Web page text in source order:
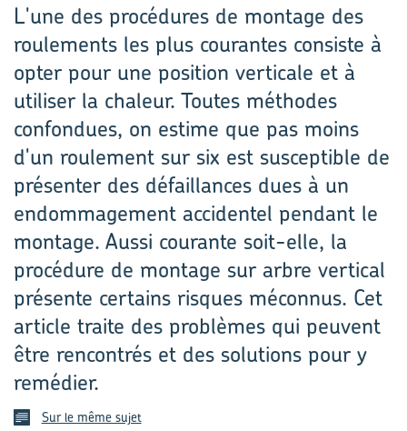
L'une des procédures de montage des
roulements les plus courantes consiste à
opter pour une position verticale et à
utiliser la chaleur. Toutes méthodes
confondues, on estime que pas moins
d'un roulement sur six est susceptible de
présenter des défaillances dues à un
endommagement accidentel pendant le
montage. Aussi courante soit-elle, la
procédure de montage sur arbre vertical
présente certains risques méconnus. Cet
article traite des problèmes qui peuvent
être rencontrés et des solutions pour y
remédier.
Sur le même sujet